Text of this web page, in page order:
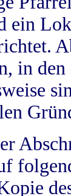
ein
in